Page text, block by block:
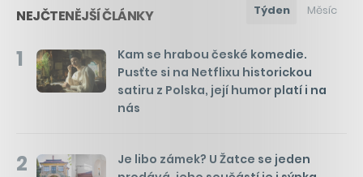
NEJČTENĚJŠÍ ČLÁNKY Týden Měsíc
1
Kam se hrabou české komedie.
Pusťte si na Netflixu historickou
satiru z Polska, její humor platí i na
nás
2
Je libo zámek? U Žatce se jeden